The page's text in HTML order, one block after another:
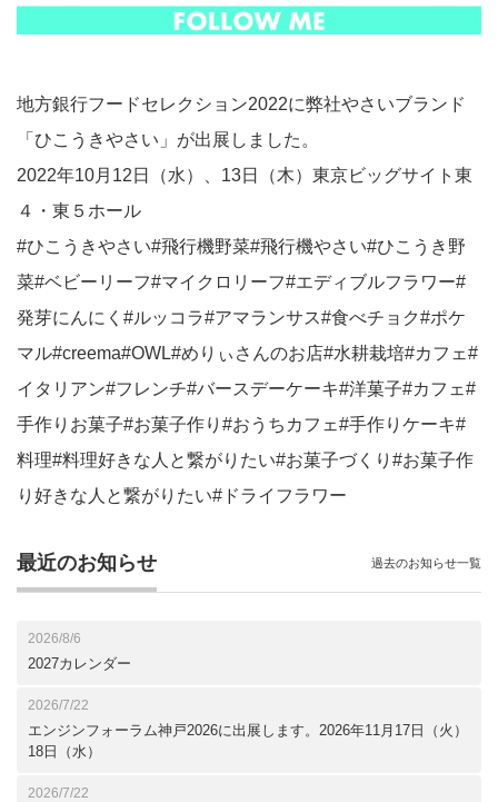
地方銀行フードセレクション2022に弊社やさいブランド
「ひこうきやさい」が出展しました。
2022年10月12日（水）、13日（木）東京ビッグサイト東
４・東５ホール
#ひこうきやさい#飛行機野菜#飛行機やさい#ひこうき野
菜#ベビーリーフ#マイクロリーフ#エディブルフラワー#
発芽にんにく#ルッコラ#アマランサス#食べチョク#ポケ
マル#creema#OWL#めりぃさんのお店#水耕栽培#カフェ#
イタリアン#フレンチ#バースデーケーキ#洋菓子#カフェ#
手作りお菓子#お菓子作り#おうちカフェ#手作りケーキ#
料理#料理好きな人と繋がりたい#お菓子づくり#お菓子作
り好きな人と繋がりたい#ドライフラワー
最近のお知らせ
2026/8/6
2027カレンダー
2026/7/22
エンジンフォーラム神戸2026に出展します。2026年11月17日（火）
18日（水）
2026/7/22
過去のお知らせ一覧